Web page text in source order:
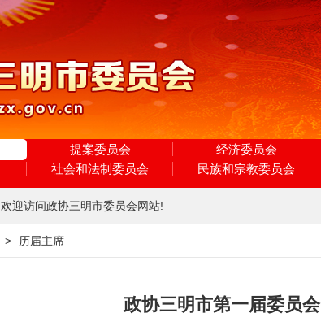
提案委员会 经济委员会
社会和法制委员会 民族和宗教委员会
欢迎访问政协三明市委员会网站!
> 历届主席
政协三明市第一届委员会